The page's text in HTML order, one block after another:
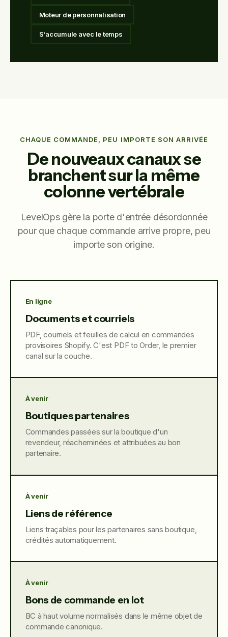
Moteur de personnalisation
S'accumule avec le temps
CHAQUE COMMANDE, PEU IMPORTE SON ARRIVÉE
De nouveaux canaux se
branchent sur la même
colonne vertébrale
LevelOps gère la porte d'entrée désordonnée
pour que chaque commande arrive propre, peu
importe son origine.
En ligne
Documents et courriels
PDF, courriels et feuilles de calcul en commandes
provisoires Shopify. C'est PDF to Order, le premier
canal sur la couche.
À venir
Boutiques partenaires
Commandes passées sur la boutique d'un
revendeur, réacheminées et attribuées au bon
partenaire.
À venir
Liens de référence
Liens traçables pour les partenaires sans boutique,
crédités automatiquement.
À venir
Bons de commande en lot
BC à haut volume normalisés dans le même objet de
commande canonique.